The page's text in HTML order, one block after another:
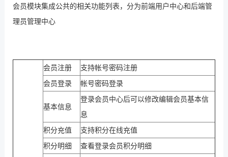
会员模块集成公共的相关功能列表，分为前端用户中心和后端管
理员管理中心
会员注册
支持帐号密码注册
会员登录
帐号密码登录
基本信息
登录会员中心后可以修改编辑会员基本信
息
积分充值
支持积分在线充值
积分明细
查看登录会员积分明细